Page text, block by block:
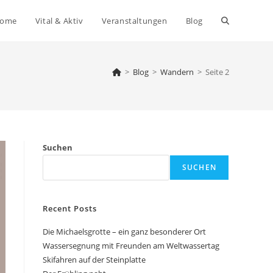
Vital & Aktiv Veranstaltungen Blog Website-
> Blog > Wandern > Seite 2
Suchen
SUCHEN
Recent Posts
Die Michaelsgrotte – ein ganz besonderer Ort
Wassersegnung mit Freunden am Weltwassertag
Skifahren auf der Steinplatte